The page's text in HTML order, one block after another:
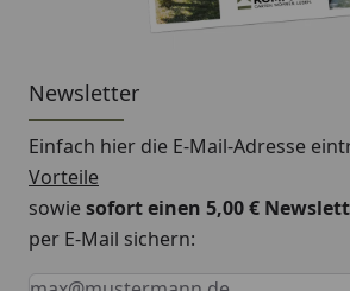
Newsletter
Einfach hier die E-Mail-Adresse
Vorteile
sowiesofort einen 5,00 €
per E-Mail sichern:
Keine Eingabe erforderlich
Eingabe erforderlich
E-Mail *